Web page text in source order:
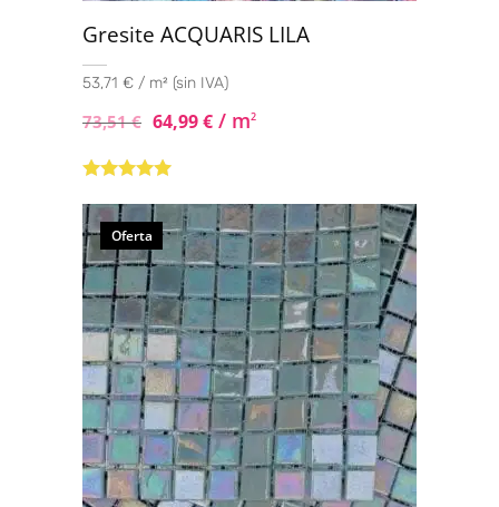
Gresite ACQUARIS LILA
53,71 € / m² (sin IVA)
73,51€ 64,99€ / m2
5.00de 5
Oferta